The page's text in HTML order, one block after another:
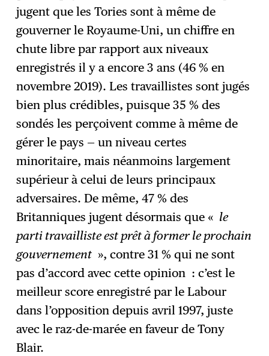
jugent que les Tories sont à même de
gouverner le Royaume-Uni, un chiffre en
chute libre par rapport aux niveaux
enregistrés il y a encore 3 ans (46 % en
novembre 2019). Les travaillistes sont jugés
bien plus crédibles, puisque 35 % des
sondés les perçoivent comme à même de
gérer le pays — un niveau certes
minoritaire, mais néanmoins largement
supérieur à celui de leurs principaux
adversaires. De même, 47 % des
Britanniques jugent désormais que « le
parti travailliste est prêt à former le prochain
gouvernement », contre 31 % qui ne sont
pas d’accord avec cette opinion : c’est le
meilleur score enregistré par le Labour
dans l’opposition depuis avril 1997, juste
avec le raz-de-marée en faveur de Tony
Blair.